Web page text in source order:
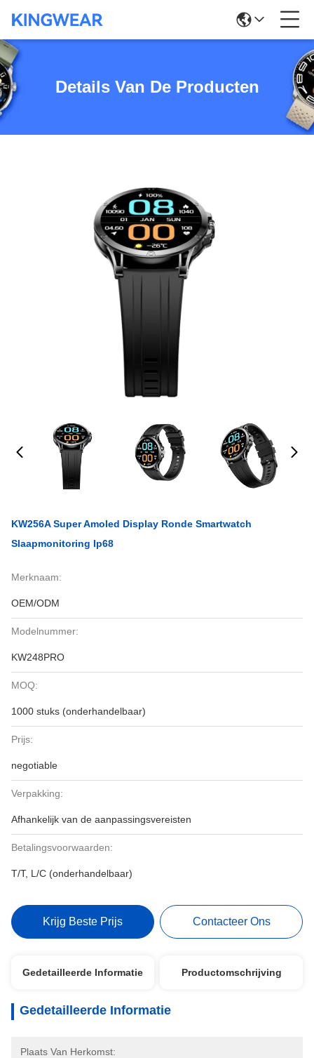
Details Van De Producten
KW256A Super Amoled Display Ronde Smartwatch
Slaapmonitoring Ip68
Merknaam:
OEM/ODM
Modelnummer:
KW248PRO
MOQ:
1000 stuks (onderhandelbaar)
Prijs:
negotiable
Verpakking:
Afhankelijk van de aanpassingsvereisten
Betalingsvoorwaarden:
T/T, L/C (onderhandelbaar)
Krijg Beste Prijs Contacteer Ons
Gedetailleerde Informatie Productomschrijving
Gedetailleerde Informatie
Plaats Van Herkomst: